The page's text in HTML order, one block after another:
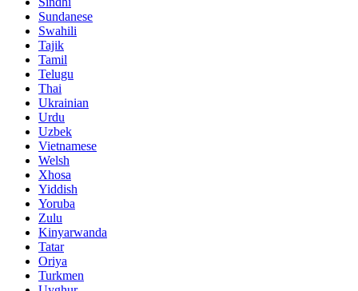
Sundanese
Swahili
Tajik
Tamil
Telugu
Thai
Ukrainian
Urdu
Uzbek
Vietnamese
Welsh
Xhosa
Yiddish
Yoruba
Zulu
Kinyarwanda
Tatar
Oriya
Turkmen